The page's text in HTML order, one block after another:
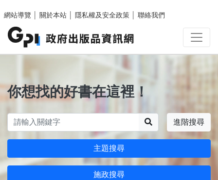
網站導覽
關於本站 隱私權及安全政策 聯絡我們
你想找的好書在這裡！
進階搜尋
主題搜尋
施政搜尋